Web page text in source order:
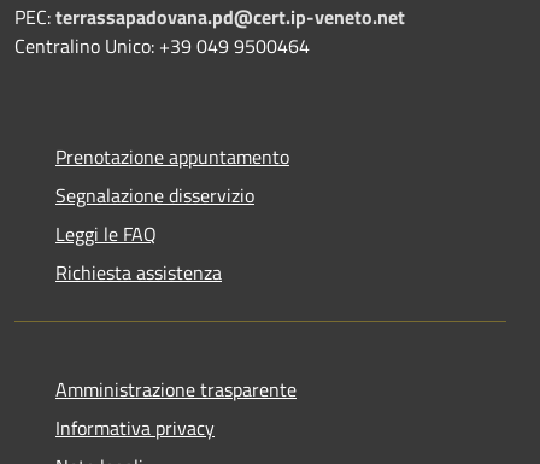
PEC:terrassapadovana.pd@cert.ip-veneto.net
Centralino Unico: +39 049 9500464
Prenotazione appuntamento
Segnalazione disservizio
Leggi le FAQ
Richiesta assistenza
Amministrazione trasparente
Informativa privacy